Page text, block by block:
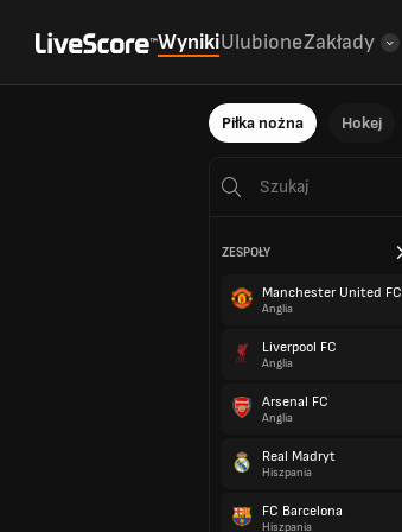
WynikiUlubioneZakłady
Piłka nożna Hokej
ZESPOŁY
Manchester United FC
Anglia
Liverpool FC
Anglia
Arsenal FC
Anglia
Real Madryt
Hiszpania
FC Barcelona
Hiszpania